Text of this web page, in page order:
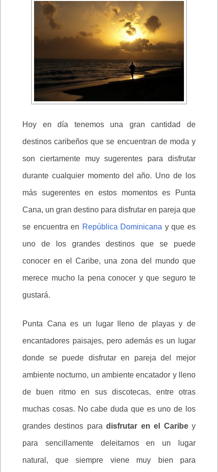
Hoy en día tenemos una gran cantidad de
destinos caribeños que se encuentran de moda y
son ciertamente muy sugerentes para disfrutar
durante cualquier momento del año. Uno de los
más sugerentes en estos momentos es Punta
Cana, un gran destino para disfrutar en pareja que
se encuentra en República Dominicana y que es
uno de los grandes destinos que se puede
conocer en el Caribe, una zona del mundo que
merece mucho la pena conocer y que seguro te
gustará.
Punta Cana es un lugar lleno de playas y de
encantadores paisajes, pero además es un lugar
donde se puede disfrutar en pareja del mejor
ambiente nocturno, un ambiente encatador y lleno
de buen ritmo en sus discotecas, entre otras
muchas cosas. No cabe duda que es uno de los
grandes destinos paradisfrutar en el Caribey
para sencillamente deleitarnos en un lugar
natural, que siempre viene muy bien para